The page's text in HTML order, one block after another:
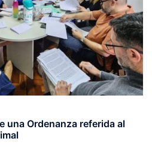
una Ordenanza referida al